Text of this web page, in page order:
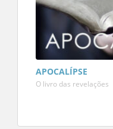
APOCALÍPSE
O livro das revelações